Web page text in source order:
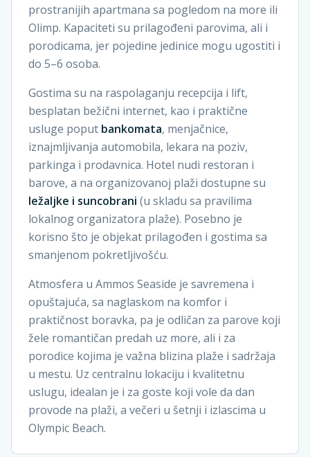
prostranijih apartmana sa pogledom na more ili
Olimp. Kapaciteti su prilagođeni parovima, ali i
porodicama, jer pojedine jedinice mogu ugostiti i
do 5–6 osoba.
Gostima su na raspolaganju recepcija i lift,
besplatan bežični internet, kao i praktične
usluge poput bankomata, menjačnice,
iznajmljivanja automobila, lekara na poziv,
parkinga i prodavnica. Hotel nudi restoran i
barove, a na organizovanoj plaži dostupne su
ležaljke i suncobrani (u skladu sa pravilima
lokalnog organizatora plaže). Posebno je
korisno što je objekat prilagođen i gostima sa
smanjenom pokretljivošću.
Atmosfera u Ammos Seaside je savremena i
opuštajuća, sa naglaskom na komfor i
praktičnost boravka, pa je odličan za parove koji
žele romantičan predah uz more, ali i za
porodice kojima je važna blizina plaže i sadržaja
u mestu. Uz centralnu lokaciju i kvalitetnu
uslugu, idealan je i za goste koji vole da dan
provode na plaži, a večeri u šetnji i izlascima u
Olympic Beach.